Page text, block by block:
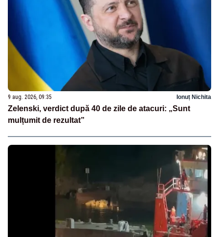
9 aug. 2026, 09:35 Ionuț Nichita
Zelenski, verdict după 40 de zile de atacuri: „Sunt
mulțumit de rezultat”